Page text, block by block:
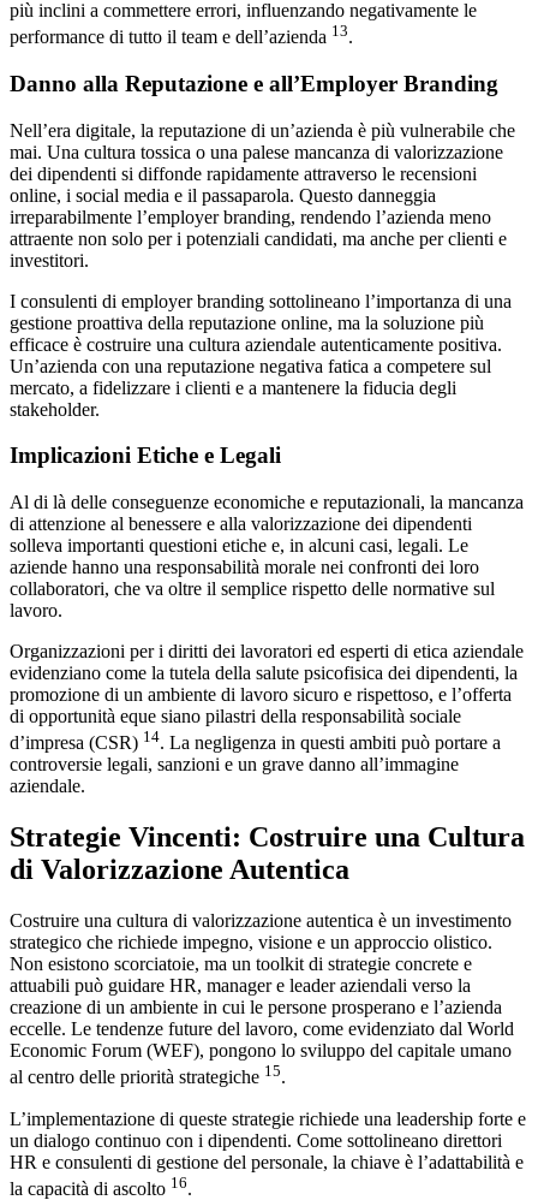
più inclini a commettere errori, influenzando negativamente le
performance di tutto il team e dell’azienda 13.
Danno alla Reputazione e all’Employer Branding
Nell’era digitale, la reputazione di un’azienda è più vulnerabile che
mai. Una cultura tossica o una palese mancanza di valorizzazione
dei dipendenti si diffonde rapidamente attraverso le recensioni
online, i social media e il passaparola. Questo danneggia
irreparabilmente l’employer branding, rendendo l’azienda meno
attraente non solo per i potenziali candidati, ma anche per clienti e
investitori.
I consulenti di employer branding sottolineano l’importanza di una
gestione proattiva della reputazione online, ma la soluzione più
efficace è costruire una cultura aziendale autenticamente positiva.
Un’azienda con una reputazione negativa fatica a competere sul
mercato, a fidelizzare i clienti e a mantenere la fiducia degli
stakeholder.
Implicazioni Etiche e Legali
Al di là delle conseguenze economiche e reputazionali, la mancanza
di attenzione al benessere e alla valorizzazione dei dipendenti
solleva importanti questioni etiche e, in alcuni casi, legali. Le
aziende hanno una responsabilità morale nei confronti dei loro
collaboratori, che va oltre il semplice rispetto delle normative sul
lavoro.
Organizzazioni per i diritti dei lavoratori ed esperti di etica aziendale
evidenziano come la tutela della salute psicofisica dei dipendenti, la
promozione di un ambiente di lavoro sicuro e rispettoso, e l’offerta
di opportunità eque siano pilastri della responsabilità sociale
d’impresa (CSR) 14. La negligenza in questi ambiti può portare a
controversie legali, sanzioni e un grave danno all’immagine
aziendale.
Strategie Vincenti: Costruire una Cultura
di Valorizzazione Autentica
Costruire una cultura di valorizzazione autentica è un investimento
strategico che richiede impegno, visione e un approccio olistico.
Non esistono scorciatoie, ma un toolkit di strategie concrete e
attuabili può guidare HR, manager e leader aziendali verso la
creazione di un ambiente in cui le persone prosperano e l’azienda
eccelle. Le tendenze future del lavoro, come evidenziato dal World
Economic Forum (WEF), pongono lo sviluppo del capitale umano
al centro delle priorità strategiche 15.
L’implementazione di queste strategie richiede una leadership forte e
un dialogo continuo con i dipendenti. Come sottolineano direttori
HR e consulenti di gestione del personale, la chiave è l’adattabilità e
la capacità di ascolto 16.